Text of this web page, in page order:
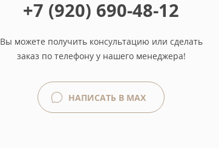
+7 (920) 690-48-12
Вы можете получить консультацию или сделать
заказ по телефону у нашего менеджера!
НАПИСАТЬ В MAX